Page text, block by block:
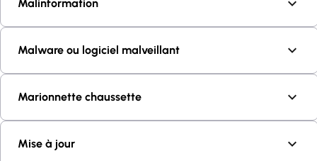
Malinformation
Malware ou logiciel malveillant
Marionnette chaussette
Mise à jour